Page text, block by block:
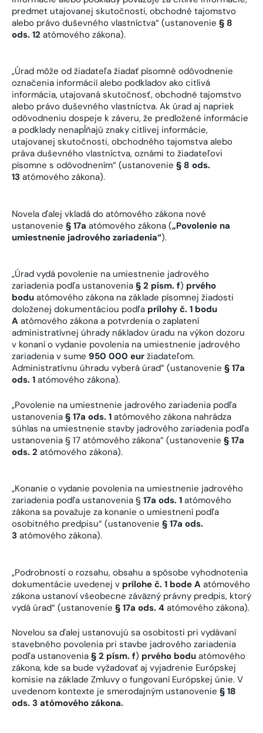
predmet utajovanej skutočnosti, obchodné tajomstvo
alebo právo duševného vlastníctva“ (ustanovenie § 8
ods. 12 atómového zákona).
„Úrad môže od žiadateľa žiadať písomné odôvodnenie
označenia informácií alebo podkladov ako citlivá
informácia, utajovaná skutočnosť, obchodné tajomstvo
alebo právo duševného vlastníctva. Ak úrad aj napriek
odôvodneniu dospeje k záveru, že predložené informácie
a podklady nenapĺňajú znaky citlivej informácie,
utajovanej skutočnosti, obchodného tajomstva alebo
práva duševného vlastníctva, oznámi to žiadateľovi
písomne s odôvodnením“ (ustanovenie § 8 ods.
13 atómového zákona).
Novela ďalej vkladá do atómového zákona nové
ustanovenie § 17a atómového zákona („Povolenie na
umiestnenie jadrového zariadenia“).
„Úrad vydá povolenie na umiestnenie jadrového
zariadenia podľa ustanovenia § 2 písm. f) prvého
bodu atómového zákona na základe písomnej žiadosti
doloženej dokumentáciou podľa prílohy č. 1 bodu
A atómového zákona a potvrdenia o zaplatení
administratívnej úhrady nákladov úradu na výkon dozoru
v konaní o vydanie povolenia na umiestnenie jadrového
zariadenia v sume 950 000 eur žiadateľom.
Administratívnu úhradu vyberá úrad“ (ustanovenie § 17a
ods. 1 atómového zákona).
„Povolenie na umiestnenie jadrového zariadenia podľa
ustanovenia § 17a ods. 1 atómového zákona nahrádza
súhlas na umiestnenie stavby jadrového zariadenia podľa
ustanovenia § 17 atómového zákona“ (ustanovenie § 17a
ods. 2 atómového zákona).
„Konanie o vydanie povolenia na umiestnenie jadrového
zariadenia podľa ustanovenia § 17a ods. 1 atómového
zákona sa považuje za konanie o umiestnení podľa
osobitného predpisu“ (ustanovenie § 17a ods.
3 atómového zákona).
„Podrobnosti o rozsahu, obsahu a spôsobe vyhodnotenia
dokumentácie uvedenej v prílohe č. 1 bode A atómového
zákona ustanoví všeobecne záväzný právny predpis, ktorý
vydá úrad“ (ustanovenie § 17a ods. 4 atómového zákona).
Novelou sa ďalej ustanovujú sa osobitosti pri vydávaní
stavebného povolenia pri stavbe jadrového zariadenia
podľa ustanovenia § 2 písm. f) prvého bodu atómového
zákona, kde sa bude vyžadovať aj vyjadrenie Európskej
komisie na základe Zmluvy o fungovaní Európskej únie. V
uvedenom kontexte je smerodajným ustanovenie § 18
ods. 3 atómového zákona.